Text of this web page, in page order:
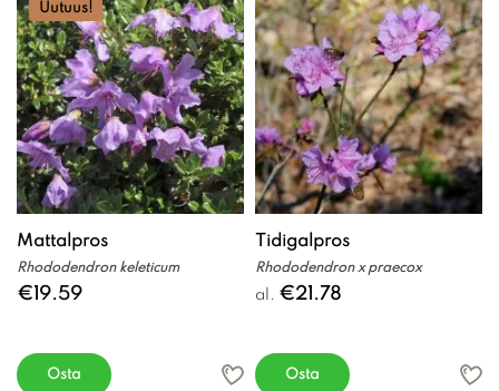
Uutuus!
Mattalpros
Rhododendron keleticum
€19.59
Osta
Tidigalpros
Rhododendron x praecox
al. €21.78
Osta